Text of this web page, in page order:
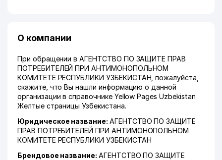
О компании
При обращении в АГЕНТСТВО ПО ЗАЩИТЕ ПРАВ
ПОТРЕБИТЕЛЕЙ ПРИ АНТИМОНОПОЛЬНОМ
КОМИТЕТЕ РЕСПУБЛИКИ УЗБЕКИСТАН, пожалуйста,
скажите, что Вы нашли информацию о данной
организации в справочнике Yellow Pages Uzbekistan
Желтые страницы Узбекистана.
Юридическое название: АГЕНТСТВО ПО ЗАЩИТЕ
ПРАВ ПОТРЕБИТЕЛЕЙ ПРИ АНТИМОНОПОЛЬНОМ
КОМИТЕТЕ РЕСПУБЛИКИ УЗБЕКИСТАН
Брендовое название: АГЕНТСТВО ПО ЗАЩИТЕ